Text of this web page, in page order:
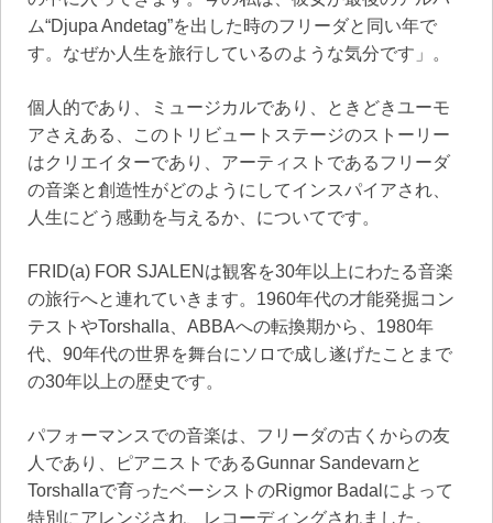
ム“Djupa Andetag”を出した時のフリーダと同い年で
す。なぜか人生を旅行しているのような気分です」。
個人的であり、ミュージカルであり、ときどきユーモ
アさえある、このトリビュートステージのストーリー
はクリエイターであり、アーティストであるフリーダ
の音楽と創造性がどのようにしてインスパイアされ、
人生にどう感動を与えるか、についてです。
FRID(a) FOR SJALENは観客を30年以上にわたる音楽
の旅行へと連れていきます。1960年代の才能発掘コン
テストやTorshalla、ABBAへの転換期から、1980年
代、90年代の世界を舞台にソロで成し遂げたことまで
の30年以上の歴史です。
パフォーマンスでの音楽は、フリーダの古くからの友
人であり、ピアニストであるGunnar Sandevarnと
Torshallaで育ったベーシストのRigmor Badalによって
特別にアレンジされ、レコーディングされました。